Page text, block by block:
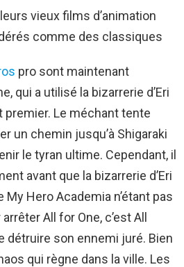
vieux films d’animation
comme des classiques
pro sont maintenant
qui a utilisé la bizarrerie d’Eri
premier. Le méchant tente
un chemin jusqu’à Shigaraki
le tyran ultime. Cependant, il
avant que la bizarrerie d’Eri
Hero Academia n’étant pas
All for One, c’est All
détruire son ennemi juré. Bien
qui règne dans la ville. Les